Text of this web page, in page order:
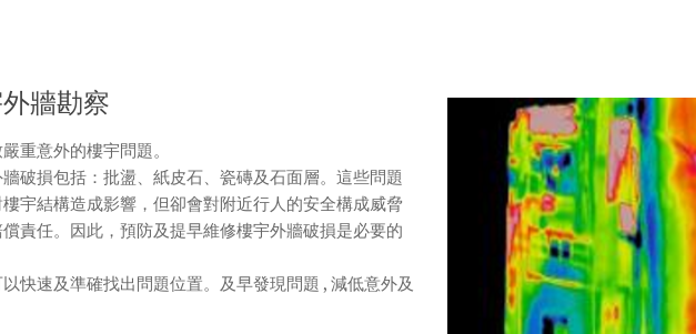
牆勘察
重意外的樓宇問題。
破損包括：批盪、紙皮石、瓷磚及石面層。這些問題
宇結構造成影響，但卻會對附近行人的安全構成威脅
責任。因此，預防及提早維修樓宇外牆破損是必要的
快速及準確找出問題位置。及早發現問題 , 減低意外及